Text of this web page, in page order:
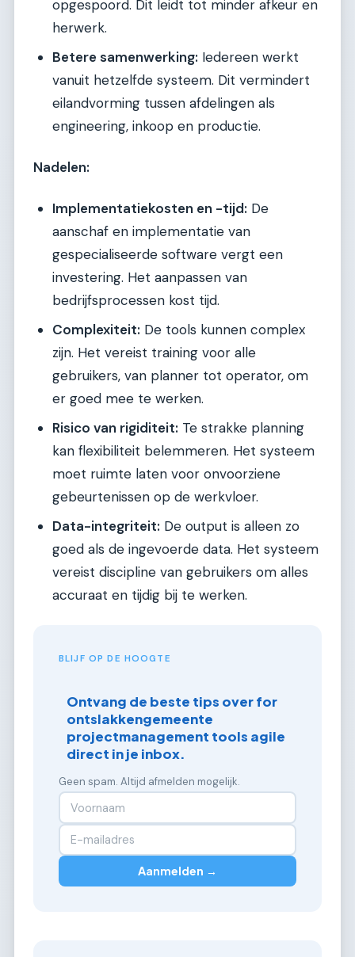
opgespoord. Dit leidt tot minder afkeur en
herwerk.
Betere samenwerking: Iedereen werkt
vanuit hetzelfde systeem. Dit vermindert
eilandvorming tussen afdelingen als
engineering, inkoop en productie.
Nadelen:
Implementatiekosten en -tijd: De
aanschaf en implementatie van
gespecialiseerde software vergt een
investering. Het aanpassen van
bedrijfsprocessen kost tijd.
Complexiteit: De tools kunnen complex
zijn. Het vereist training voor alle
gebruikers, van planner tot operator, om
er goed mee te werken.
Risico van rigiditeit: Te strakke planning
kan flexibiliteit belemmeren. Het systeem
moet ruimte laten voor onvoorziene
gebeurtenissen op de werkvloer.
Data-integriteit: De output is alleen zo
goed als de ingevoerde data. Het systeem
vereist discipline van gebruikers om alles
accuraat en tijdig bij te werken.
BLIJF OP DE HOOGTE
Ontvang de beste tips over for
ontslakkengemeente
projectmanagement tools agile
direct in je inbox.
Geen spam. Altijd afmelden mogelijk.
Aanmelden →